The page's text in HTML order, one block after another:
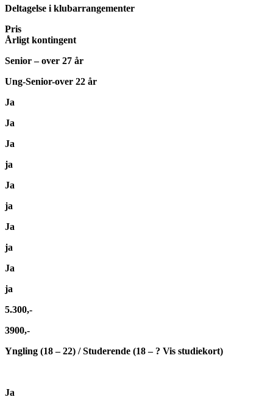
Deltagelse i klubarrangementer
Pris
Årligt kontingent
Senior – over 27 år
Ung-Senior-over 22 år
Ja
Ja
Ja
ja
Ja
ja
Ja
ja
Ja
ja
5.300,-
3900,-
Yngling (18 – 22) / Studerende (18 – ? Vis studiekort)
Ja